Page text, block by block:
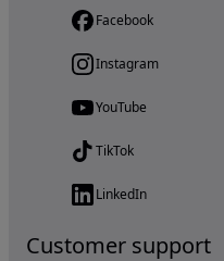
Facebook
Instagram
YouTube
TikTok
LinkedIn
Customer support